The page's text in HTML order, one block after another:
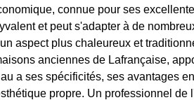
connue pour ses
et peut s'adapter à de
aspect plus chaleureux et
anciennes de Lafrançaise,
a ses spécificités, ses avantages
propre. Un professionnel de